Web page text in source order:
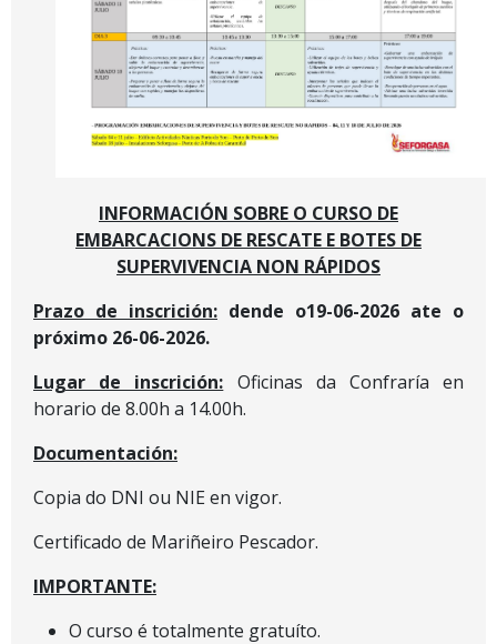
INFORMACIÓN SOBRE O CURSO DE
EMBARCACIONS DE RESCATE E BOTES DE
SUPERVIVENCIA NON RÁPIDOS
Prazo de inscrición: dende o19-06-2026 ate o
próximo 26-06-2026.
Lugar de inscrición: Oficinas da Confraría en
horario de 8.00h a 14.00h.
Documentación:
Copia do DNI ou NIE en vigor.
Certificado de Mariñeiro Pescador.
IMPORTANTE:
O curso é totalmente gratuíto.